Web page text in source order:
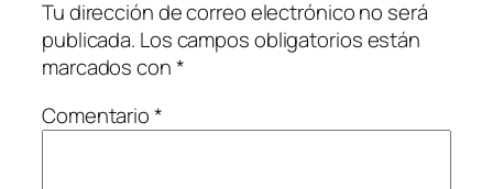
Tu dirección de correo electrónico no será
publicada. Los campos obligatorios están
marcados con*
Comentario*